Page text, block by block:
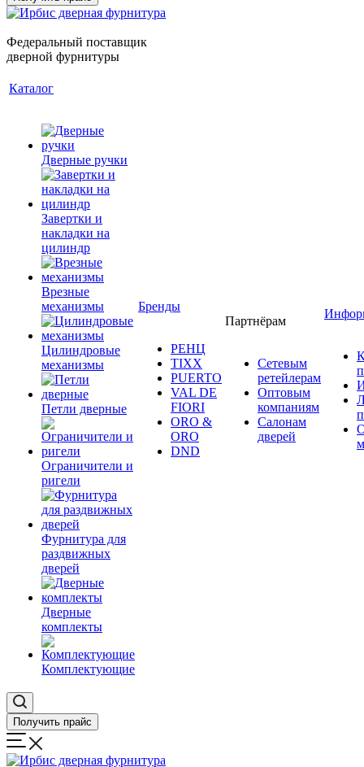
Федеральный поставщик
дверной фурнитуры
Каталог
Дверные ручки
Завертки и
накладки на
цилиндр
Врезные
механизмы
Цилиндровые
механизмы
Петли дверные
Ограничители и
ригели
Фурнитура для
раздвижных
дверей
Дверные
комплекты
Комплектующие
Бренды
РЕНЦ
TIXX
PUERTO
VAL DE
FIORI
ORO &
ORO
DND
Партнёрам
Сетевым
ретейлерам
Оптовым
компаниям
Салонам
дверей
Получить прайс